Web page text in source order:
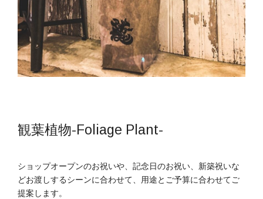
観葉植物-Foliage Plant-
ショップオープンのお祝いや、記念日のお祝い、新築祝いな
どお渡しするシーンに合わせて、用途とご予算に合わせてご
提案します。